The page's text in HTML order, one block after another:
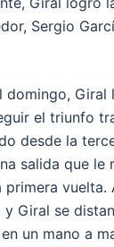
Sergio
domingo,
el triunfo
desde la
salida que le
primera vuelta.
y Giral se
un mano a